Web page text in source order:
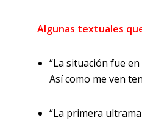
Algunas textuales
“La situación fue
Así como me ven
“La primera